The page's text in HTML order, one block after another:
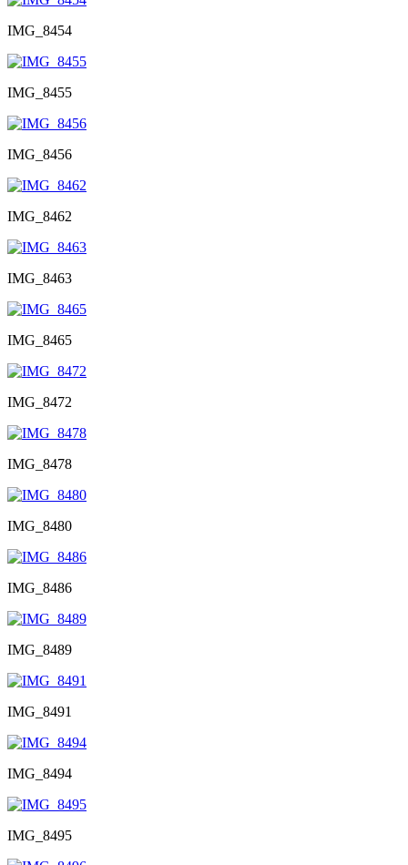
IMG_8454
IMG_8455
IMG_8456
IMG_8462
IMG_8463
IMG_8465
IMG_8472
IMG_8478
IMG_8480
IMG_8486
IMG_8489
IMG_8491
IMG_8494
IMG_8495